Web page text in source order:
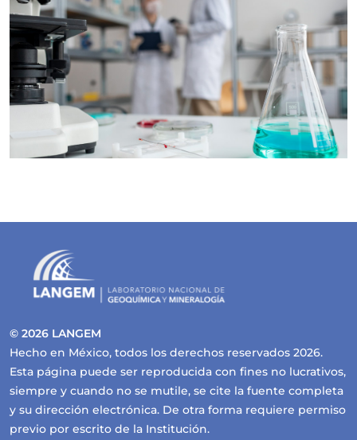
© 2026 LANGEM
Hecho en México, todos los derechos reservados 2026.
Esta página puede ser reproducida con fines no lucrativos,
siempre y cuando no se mutile, se cite la fuente completa
y su dirección electrónica. De otra forma requiere permiso
previo por escrito de la Institución.